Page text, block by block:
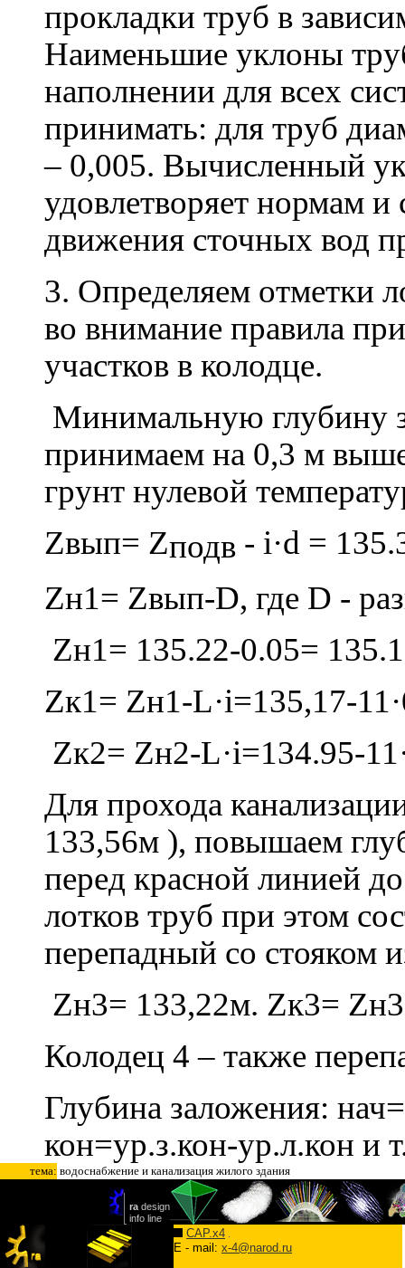
прокладки труб в
Наименьшие уклоны
наполнении для всех
принимать: для труб
– 0,005. Вычисленный
удовлетворяет нормам и
движения сточных вод
3. Определяем отметки
во внимание правила
участков в колодце.
Минимальную глубину
принимаем на 0,3 м
грунт нулевой
Zвып= Zподв - i·d =
Zн1= Zвып-D, где D -
Zн1= 135.22-0.05=
Zк1= Zн1-L·i=135,17-11·
Zк2= Zн2-L·i=134.95-11
Для прохода
133,56м ), повышаем
перед красной линией
лотков труб при этом
перепадный со стояком
Zн3= 133,22м. Zк3= Z
Колодец 4 – также
Глубина заложения:
кон=ур.з.кон-ур.л.кон и
тема: водоснабжение и канализация жилого здания
CAP.x4
E - mail: x-4@narod.ru